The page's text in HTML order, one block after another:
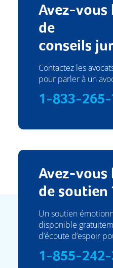
Avez-vous
de
conseils
Contactez les
pour parler à un
1-833-
Avez-vous
de soutien
Un soutien
disponible
d’écoute d’espoir
1-855-